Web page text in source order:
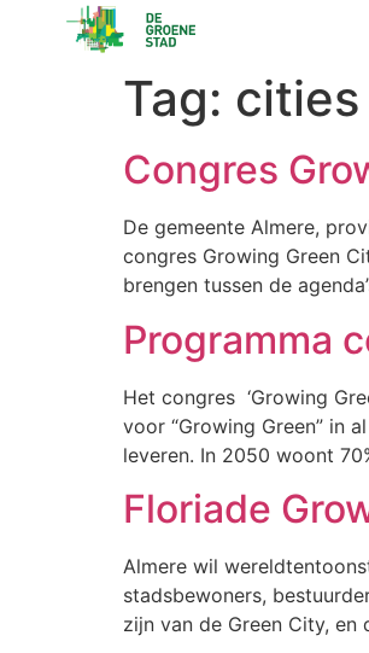
Tag: cities
Congres
De gemeente Almere,
congres Growing Green
brengen tussen de
Programma
Het congres ‘Growing
voor “Growing Green” in
leveren. In 2050 woont
Floriade
Almere wil
stadsbewoners,
zijn van de Green City,